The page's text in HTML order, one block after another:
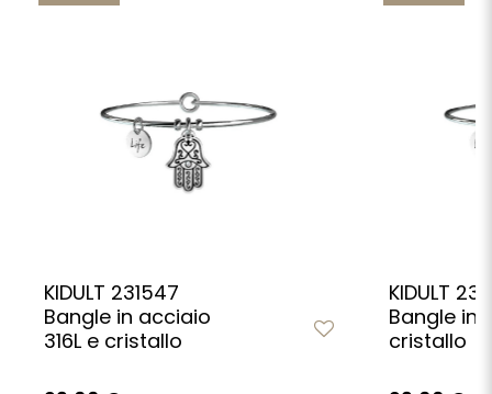
KIDULT 231547
Bangle in acciaio
316L e cristallo
KIDULT
Bangle in
cristallo